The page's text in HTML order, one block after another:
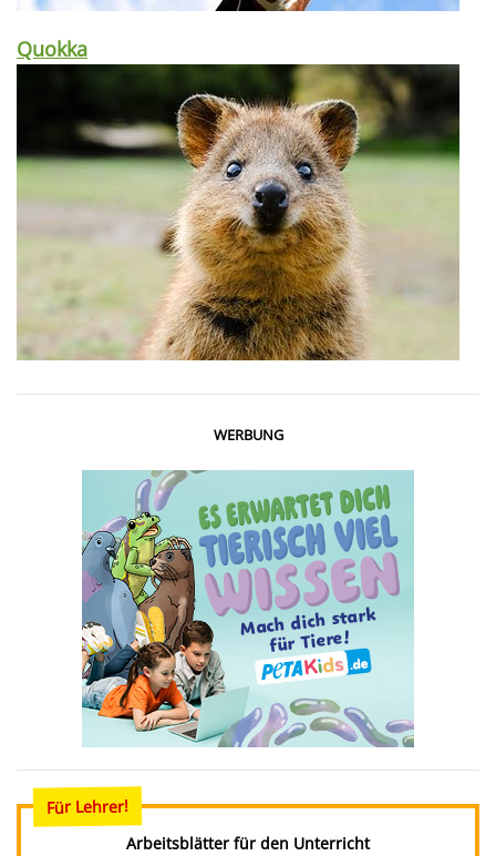
Quokka
WERBUNG
Für Lehrer!
Arbeitsblätter für den Unterricht